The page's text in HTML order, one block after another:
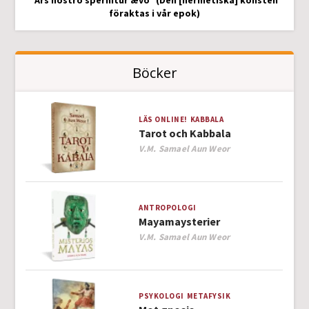
föraktas i vår epok)
Böcker
LÄS ONLINE! KABBALA
Tarot och Kabbala
Author
V.M. Samael Aun Weor
ANTROPOLOGI
Mayamaysterier
Author
V.M. Samael Aun Weor
PSYKOLOGI METAFYSIK